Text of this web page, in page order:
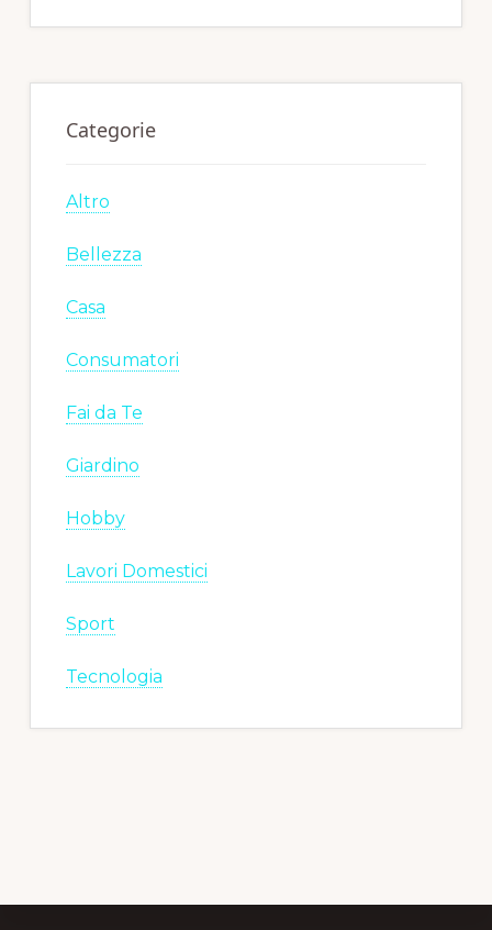
Categorie
Altro
Bellezza
Casa
Consumatori
Fai da Te
Giardino
Hobby
Lavori Domestici
Sport
Tecnologia